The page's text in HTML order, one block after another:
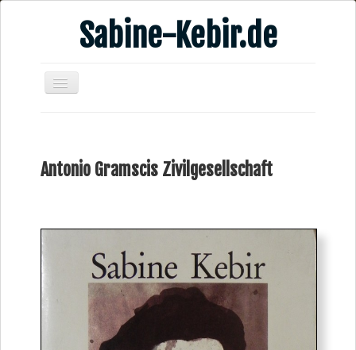
Sabine-Kebir.de
Publikationen
Kontakt
Videos
Verschiedenes
Antonio Gramscis Zivilgesellschaft